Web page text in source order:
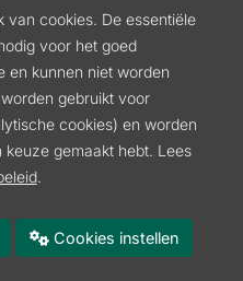
van cookies. De essentiële
voor het goed
en kunnen niet worden
gebruikt voor
cookies) en worden
gemaakt hebt. Lees
.
Cookies instellen